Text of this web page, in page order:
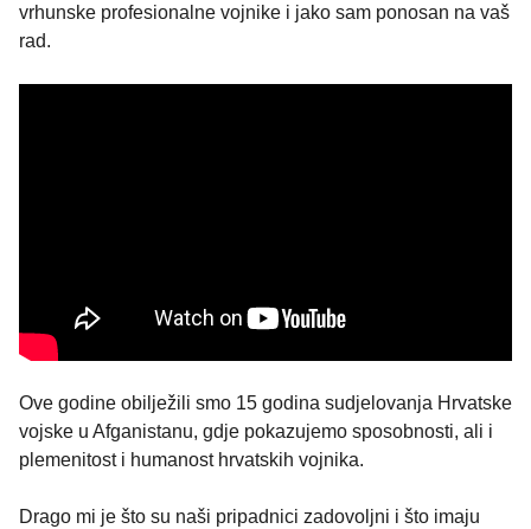
vrhunske profesionalne vojnike i jako sam ponosan na vaš
rad.
Ove godine obilježili smo 15 godina sudjelovanja Hrvatske
vojske u Afganistanu, gdje pokazujemo sposobnosti, ali i
plemenitost i humanost hrvatskih vojnika.
Drago mi je što su naši pripadnici zadovoljni i što imaju